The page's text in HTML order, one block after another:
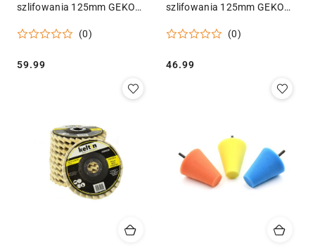
szlifowania 125mm GEKO
Geko
(0)
Cena:
59.99
szlifowania 125mm GEKO
(0)
Cena:
46.99